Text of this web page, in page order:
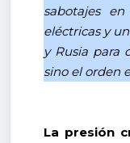
sabotajes
eléctricas y
y Rusia para
sino el orden
La presión